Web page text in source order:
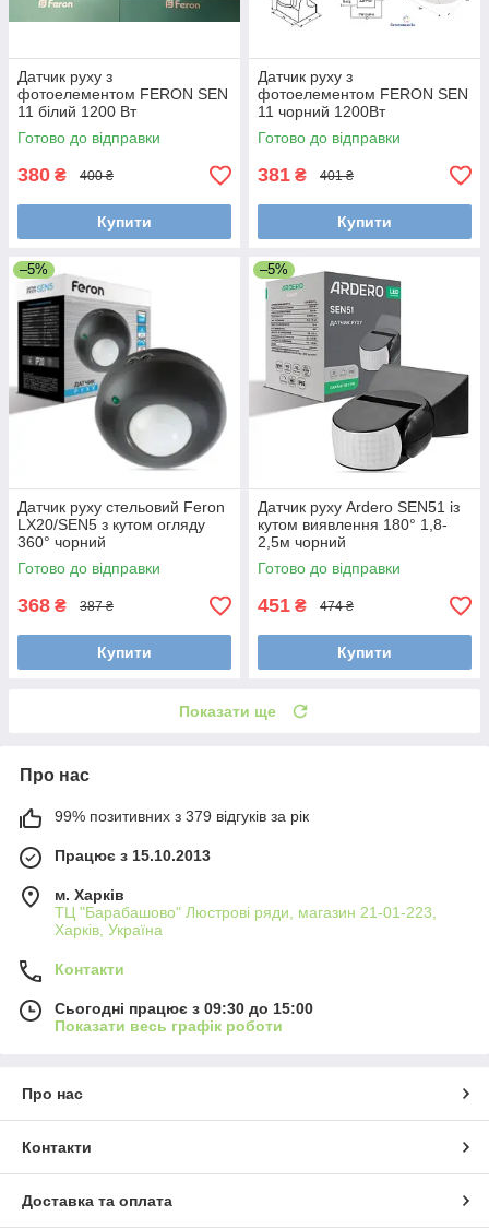
Датчик руху з
фотоелементом FERON SEN
11 білий 1200 Вт
Готово до відправки
380 ₴ 400 ₴
Купити
Датчик руху з
фотоелементом FERON SEN
11 чорний 1200Вт
Готово до відправки
381 ₴ 401 ₴
Купити
–5%
Датчик руху стельовий Feron
LX20/SEN5 з кутом огляду
360° чорний
Готово до відправки
368 ₴ 387 ₴
Купити
–5%
Датчик руху Ardero SEN51 із
кутом виявлення 180° 1,8-
2,5м чорний
Готово до відправки
451 ₴ 474 ₴
Купити
Показати ще
Про нас
99% позитивних з 379 відгуків за рік
Працює з 15.10.2013
м. Харків
ТЦ "Барабашово" Люстрові ряди, магазин 21-01-223,
Харків, Україна
Контакти
Сьогодні працює з 09:30 до 15:00
Показати весь графік роботи
Про нас
Контакти
Доставка та оплата